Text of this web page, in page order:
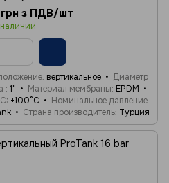
грн з ПДВ/шт
вертикальное
Диаметр
1" Материал мембраны EPDM
+100°C
Номинальное давление
Страна производитель Турция